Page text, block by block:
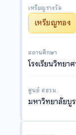
เหรียญรางวัล
เหรียญทอง
สถานศึกษา
โรงเรียนวิทย
ศูนย์ สอวน.
มหาวิทยาลัยบู